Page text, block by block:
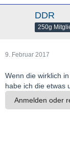
DDR
250g
9. Februar 2017
Wenn die wirklich
habe ich die etwas
Anmelden oder